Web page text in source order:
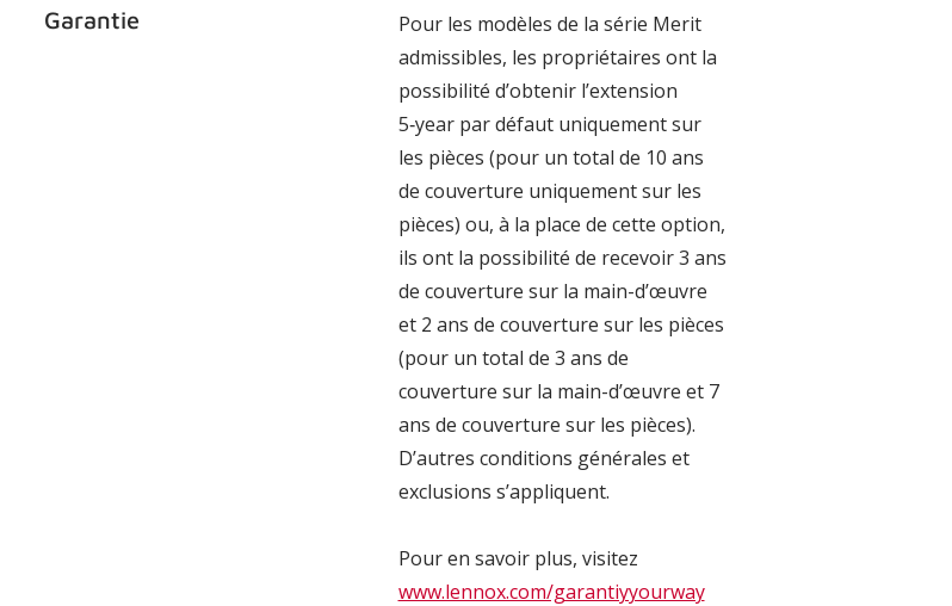
794
.
Lien
vers
la
même
page.
Garantie
Pour les modèles de la série Merit
admissibles, les propriétaires ont la
possibilité d’obtenir l’extension
5‑year par défaut uniquement sur
les pièces (pour un total de 10 ans
de couverture uniquement sur les
pièces) ou, à la place de cette option,
ils ont la possibilité de recevoir 3 ans
de couverture sur la main-d’œuvre
et 2 ans de couverture sur les pièces
(pour un total de 3 ans de
couverture sur la main-d’œuvre et 7
ans de couverture sur les pièces).
D’autres conditions générales et
exclusions s’appliquent.
Pour en savoir plus, visitez
www.lennox.com/garantiyyourway